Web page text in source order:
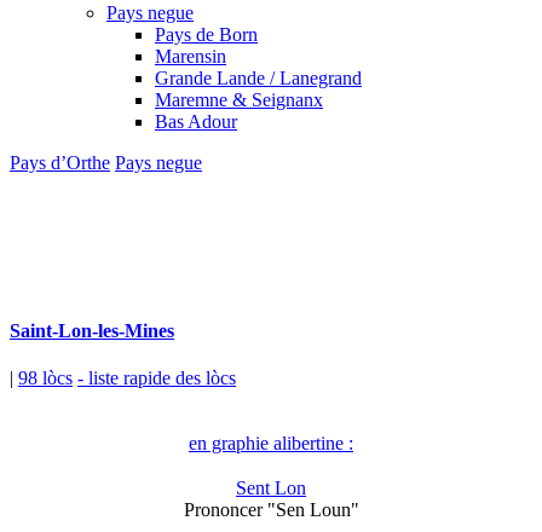
Pays negue
Pays de Born
Marensin
Grande Lande / Lanegrand
Maremne & Seignanx
Bas Adour
Pays d’Orthe Pays negue
Saint-Lon-les-Mines
| 98 lòcs - liste rapide des lòcs
en graphie alibertine :
Sent Lon
Prononcer "Sen Loun"